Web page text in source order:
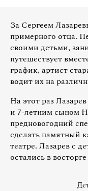
За Сергеем
примерного отца.
своими детьми,
путешествует
график, артист
водит их на
На этот раз
и 7-летним сыном
предновогодний
сделать памятный
театре. Лазарев с
остались в